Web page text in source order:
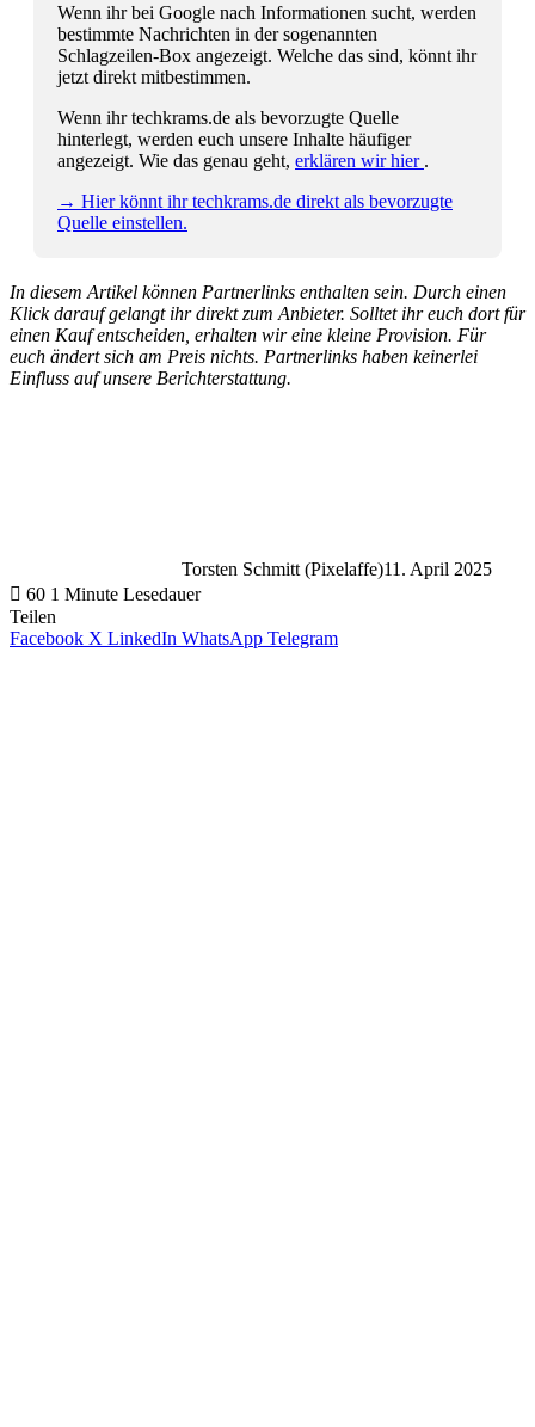
Wenn ihr bei Google nach Informationen sucht, werden
bestimmte Nachrichten in der sogenannten
Schlagzeilen-Box angezeigt. Welche das sind, könnt ihr
jetzt direkt mitbestimmen.
Wenn ihr techkrams.de als bevorzugte Quelle
hinterlegt, werden euch unsere Inhalte häufiger
angezeigt. Wie das genau geht, erklären wir hier .
→ Hier könnt ihr techkrams.de direkt als bevorzugte
Quelle einstellen.
In diesem Artikel können Partnerlinks enthalten sein. Durch einen
Klick darauf gelangt ihr direkt zum Anbieter. Solltet ihr euch dort für
einen Kauf entscheiden, erhalten wir eine kleine Provision. Für
euch ändert sich am Preis nichts. Partnerlinks haben keinerlei
Einfluss auf unsere Berichterstattung.
Torsten Schmitt (Pixelaffe)11. April 2025
60 1 Minute Lesedauer
Teilen
Facebook X LinkedIn WhatsApp Telegram